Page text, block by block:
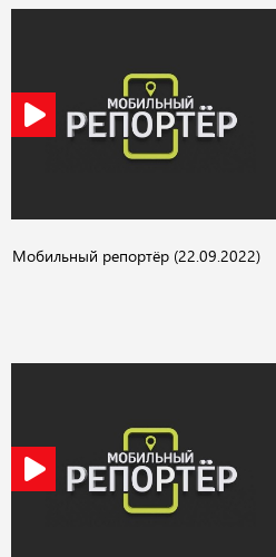
Мобильный репортёр (22.09.2022)